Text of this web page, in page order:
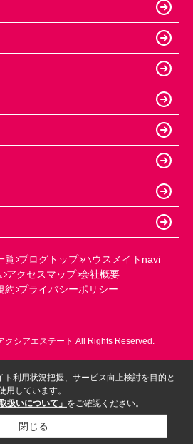
覧 ブログトップ ハウスメイトnavi
アクセスマップ 会社概要
約 プライバシーポリシー
クシアエステート All Rights Reserved.
利用状況把握、サービス向上検討を目的と
用しています。
扱いについて」 をご確認ください。
閉じる